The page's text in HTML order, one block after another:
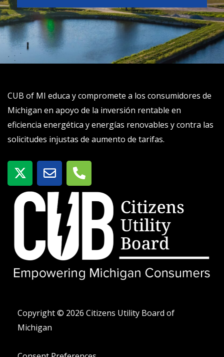
CUB of MI educa y compromete a los consumidores de
Michigan en apoyo de la inversión rentable en
eficiencia energética y energías renovables y contra las
solicitudes injustas de aumento de tarifas.
X
-
t
w
t
e
r
S
o
b
T
e
l
o
-
a
Copyright © 2026 Citizens Utility Board of
Michigan